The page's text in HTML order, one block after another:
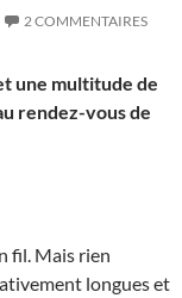
2 COMMENTAIRES
une multitude de
rendez-vous de
fil. Mais rien
longues et